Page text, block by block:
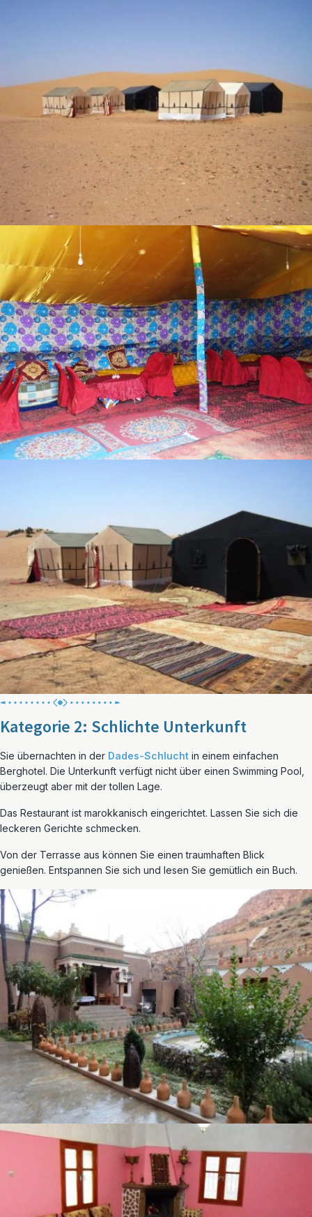
Kategorie 2: Schlichte Unterkunft
Sie übernachten in der Dades-Schlucht in einem einfachen
Berghotel. Die Unterkunft verfügt nicht über einen Swimming Pool,
überzeugt aber mit der tollen Lage.
Das Restaurant ist marokkanisch eingerichtet. Lassen Sie sich die
leckeren Gerichte schmecken.
Von der Terrasse aus können Sie einen traumhaften Blick
genießen. Entspannen Sie sich und lesen Sie gemütlich ein Buch.